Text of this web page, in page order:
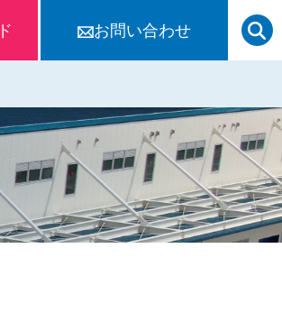
お問い合わせ キー